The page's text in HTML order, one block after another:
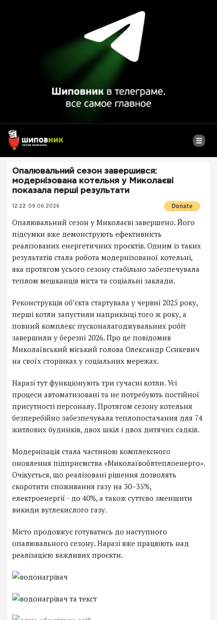
Опалювальний сезон завершився:
модернізована котельня у Миколаєві
показала перші результати
12:22 09.06.2026
Опалювальний сезон у Миколаєві завершено. Його
підсумки вже демонструють ефективність
реалізованих енергетичних проєктів. Одним із таких
результатів стала робота модернізованої котельні,
яка протягом усього сезону стабільно забезпечувала
теплом мешканців міста та соціальні заклади.
Реконструкція об’єкта стартувала у червні 2025 року,
перші котли запустили наприкінці того ж року, а
повний комплекс пусконалагоджувальних робіт
завершили у березні 2026. Про це повідомив
Миколаївський міський голова Олександр Сєнкевич
на своїх сторінках у соціальних мережах.
Наразі тут функціонують три сучасні котли. Усі
процеси автоматизовані та не потребують постійної
присутності персоналу. Протягом сезону котельня
безперебійно забезпечувала теплопостачання для 74
житлових будинків, двох шкіл і двох дитячих садків.
Модернізація стала частиною комплексного
оновлення підприємства «Миколаївоблтеплоенерго».
Очікується, що реалізовані рішення дозволять
скоротити споживання газу на 30–35%,
електроенергії - до 40%, а також суттєво зменшити
викиди вуглекислого газу.
Місто продовжує готуватись до наступного
опалювального сезону. Наразі вже працюють над
реалізацією важливих проєкти.